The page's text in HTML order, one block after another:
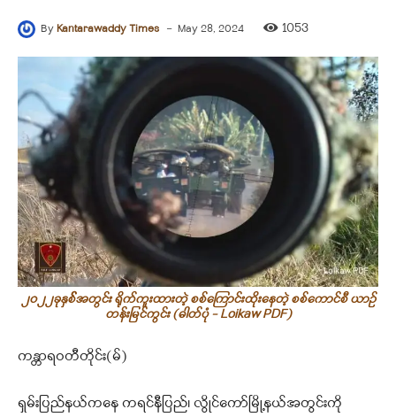
ByKantarawaddy Times - May 28, 2024 1053
၂၀၂၂ခုနှစ််အတွင်း ရိုက်ကူးထားတဲ့ စစ်ကြောင်းထိုးနေတဲ့ စစ်ကောင်စီ ယာဉ်
တန်းမြင်ကွင်း (ဓါတ်ပုံ - Loikaw PDF)
ကန္တာရဝတီတိုင်း(မ်)
ရှမ်းပြည်နယ်ကနေ ကရင်နီပြည်၊ လွိုင်ကော်မြို့နယ်အတွင်းကို